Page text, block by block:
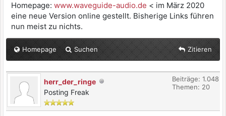
Homepage: www.waveguide-audio.de < im März 2020
eine neue Version online gestellt. Bisherige Links führen
nun meist zu nichts.
Homepage Suchen Zitieren
herr_der_ringe
Posting Freak
Beiträge: 1.048
Themen: 20